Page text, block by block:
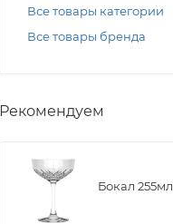
Все товары категории
Все товары бренда
Рекомендуем
Бокал 255мл